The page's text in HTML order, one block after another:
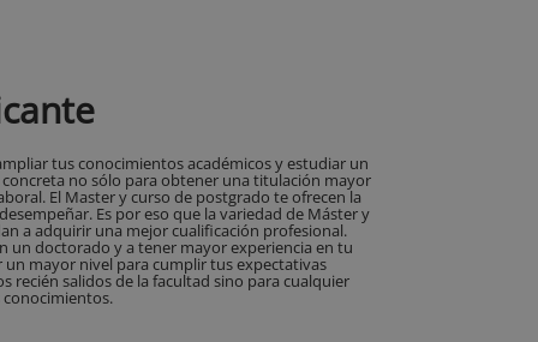
tus conocimientos académicos y estudiar un
no sólo para obtener una titulación mayor
El Master y curso de postgrado te ofrecen la
Es por eso que la variedad de Máster y
a adquirir una mejor cualificación profesional.
un doctorado y a tener mayor experiencia en tu
mayor nivel para cumplir tus expectativas
recién salidos de la facultad sino para cualquier